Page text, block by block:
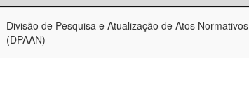
Divisão de Pesquisa e Atualização de Atos Normativos
(DPAAN)